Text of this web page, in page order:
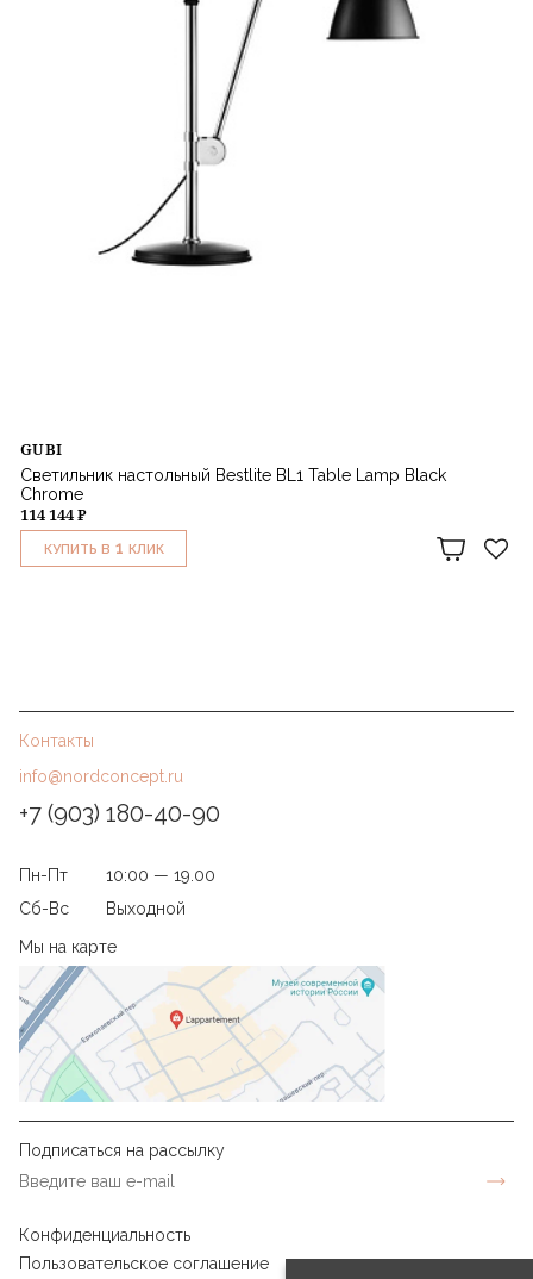
GUBI
Светильник настольный Bestlite BL1 Table Lamp Black
Chrome
114 144 ₽
КУПИТЬ В 1 КЛИК
Контакты
info@nordconcept.ru
+7 (903) 180-40-90
Пн-Пт
10:00 — 19.00
Сб-Вс
Выходной
Мы на карте
Подписаться на рассылку
Конфиденциальность
Пользовательское соглашение